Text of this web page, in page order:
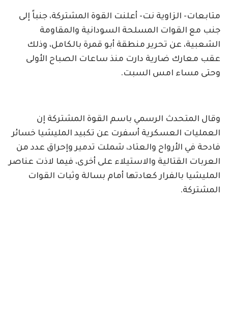
متابعات- الزاوية نت- أعلنت القوة المشتركة، جنباً إلى
جنب مع القوات المسلحة السودانية والمقاومة
الشعبية، عن تحرير منطقة أبو قمرة بالكامل، وذلك
عقب معارك ضارية دارت منذ ساعات الصباح الأولى
وحتى مساء امس السبت.
وقال المتحدث الرسمي باسم القوة المشتركة إن
العمليات العسكرية أسفرت عن تكبيد المليشيا خسائر
فادحة في الأرواح والعتاد، شملت تدمير وإحراق عدد من
العربات القتالية والاستيلاء على أخرى، فيما لاذت عناصر
المليشيا بالفرار كعادتها أمام بسالة وثبات القوات
المشتركة.